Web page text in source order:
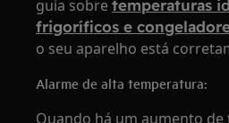
guia sobretemperaturas
frigoríficos e
o seu aparelho está
Alarme de alta temperatura:
Quando há um aumento